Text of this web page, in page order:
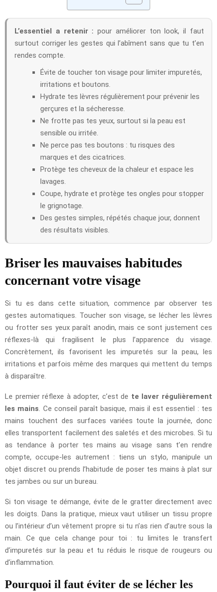
L’essentiel a retenir : pour améliorer ton look, il faut
surtout corriger les gestes qui l’abîment sans que tu t’en
rendes compte.
Évite de toucher ton visage pour limiter impuretés,
irritations et boutons.
Hydrate tes lèvres régulièrement pour prévenir les
gerçures et la sécheresse.
Ne frotte pas tes yeux, surtout si la peau est
sensible ou irritée.
Ne perce pas tes boutons : tu risques des
marques et des cicatrices.
Protège tes cheveux de la chaleur et espace les
lavages.
Coupe, hydrate et protège tes ongles pour stopper
le grignotage.
Des gestes simples, répétés chaque jour, donnent
des résultats visibles.
Briser les mauvaises habitudes
concernant votre visage
Si tu es dans cette situation, commence par observer tes
gestes automatiques. Toucher son visage, se lécher les lèvres
ou frotter ses yeux paraît anodin, mais ce sont justement ces
réflexes-là qui fragilisent le plus l’apparence du visage.
Concrètement, ils favorisent les impuretés sur la peau, les
irritations et parfois même des marques qui mettent du temps
à disparaître.
Le premier réflexe à adopter, c’est de te laver régulièrement
les mains . Ce conseil paraît basique, mais il est essentiel : tes
mains touchent des surfaces variées toute la journée, donc
elles transportent facilement des saletés et des microbes. Si tu
as tendance à porter tes mains au visage sans t’en rendre
compte, occupe-les autrement : tiens un stylo, manipule un
objet discret ou prends l’habitude de poser tes mains à plat sur
tes jambes ou sur un bureau.
Si ton visage te démange, évite de le gratter directement avec
les doigts. Dans la pratique, mieux vaut utiliser un tissu propre
ou l’intérieur d’un vêtement propre si tu n’as rien d’autre sous la
main. Ce que cela change pour toi : tu limites le transfert
d’impuretés sur la peau et tu réduis le risque de rougeurs ou
d’inflammation.
Pourquoi il faut éviter de se lécher les